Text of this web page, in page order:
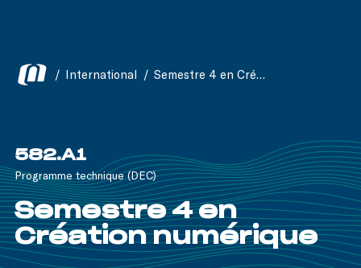
/ International / Semestre 4 en Création numérique
Semestre 4 en
Création numérique
582.A1
Programme technique (DEC)